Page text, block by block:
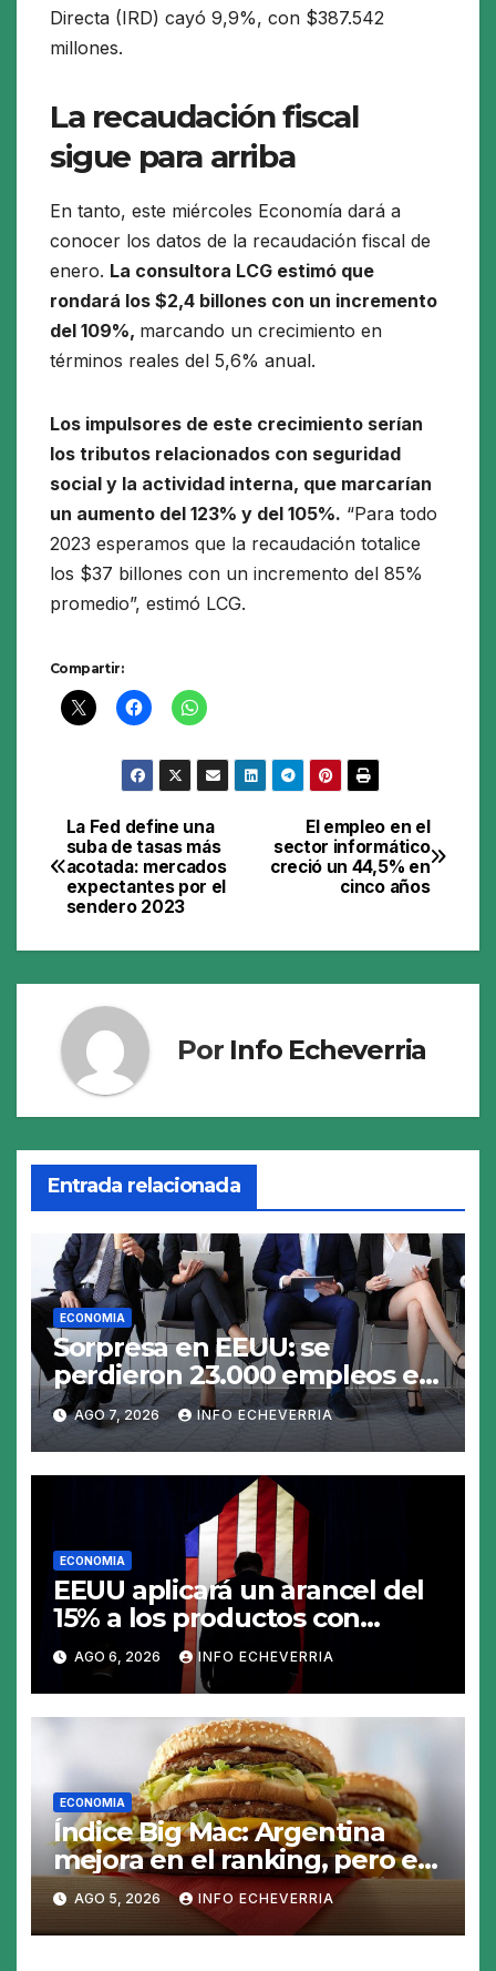
Directa (IRD) cayó 9,9%, con $387.542
millones.
La recaudación fiscal
sigue para arriba
En tanto, este miércoles Economía dará a
conocer los datos de la recaudación fiscal de
enero. La consultora LCG estimó que
rondará los $2,4 billones con un incremento
del 109%, marcando un crecimiento en
términos reales del 5,6% anual.
Los impulsores de este crecimiento serían
los tributos relacionados con seguridad
social y la actividad interna, que marcarían
un aumento del 123% y del 105%. “Para todo
2023 esperamos que la recaudación totalice
los $37 billones con un incremento del 85%
promedio”, estimó LCG.
Compartir:
Navegación
de
El empleo en el
sector informático
creció un 44,5% en
cinco años
La Fed define una
suba de tasas más
acotada: mercados
expectantes por el
sendero 2023
Por Info Echeverria
Entrada relacionada
ECONOMIA
Sorpresa en EEUU: se
perdieron 23.000 empleos en
julio y el mercado recalcula
las perspectivas para las tasas
AGO 7, 2026 INFO ECHEVERRIA
ECONOMIA
EEUU aplicará un arancel del
15% a los productos con
polisilicio para frenar el
avance de China
AGO 6, 2026 INFO ECHEVERRIA
ECONOMIA
Índice Big Mac: Argentina
mejora en el ranking, pero el
peso sigue sobrevaluado un
19%
AGO 5, 2026 INFO ECHEVERRIA